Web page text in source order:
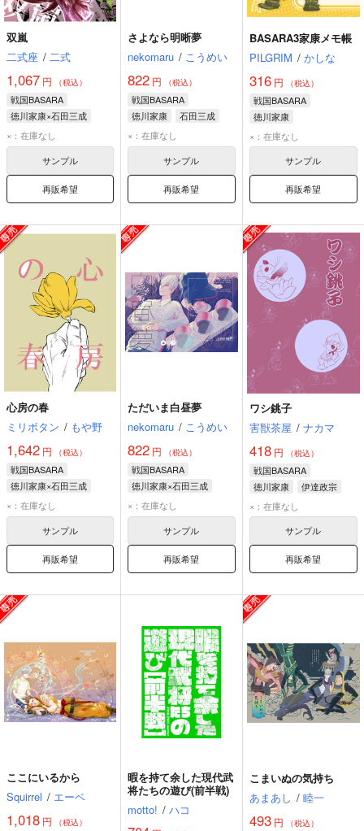
双嵐
二式座 / 二式
1,067 円 （税込）
戦国BASARA
徳川家康×石田三成
徳川家康
×：在庫なし
サンプル
再販希望
さよなら明晰夢
nekomaru / こうめい
822 円 （税込）
戦国BASARA
徳川家康
石田三成
×：在庫なし
サンプル
再販希望
BASARA3家康メモ帳
PILGRIM / かしな
316円 （税込）
戦国BASARA
徳川家康
×：在庫なし
サンプル
再販希望
心房の春
ミリボタン / もや野
1,642 円 （税込）
戦国BASARA
徳川家康×石田三成
徳川家康
×：在庫なし
サンプル
再販希望
ただいま白昼夢
nekomaru / こうめい
822 円 （税込）
戦国BASARA
徳川家康×石田三成
徳川家康
×：在庫なし
サンプル
再販希望
ワシ銚子
害獣茶屋 / ナカマ
418円 （税込）
戦国BASARA
徳川家康
伊達政宗
前田慶次
×：在庫なし
サンプル
再販希望
ここにいるから
Squirrel / エーベ
1,018 円 （税込）
暇を持て余した現代武
将たちの遊び(前半戦)
motto! / ハコ
こまいぬの気持ち
あまあし / 睦一
493円 （税込）